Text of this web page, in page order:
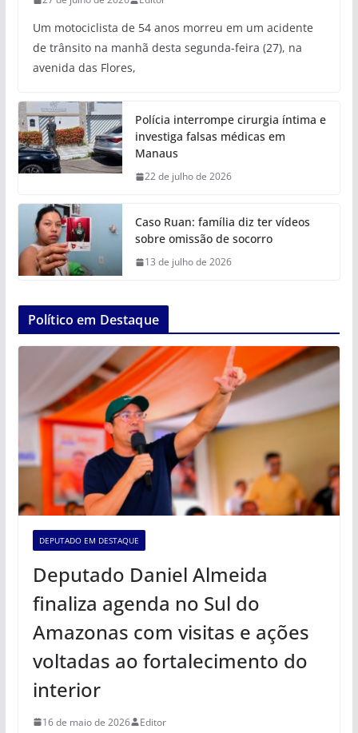
Um motociclista de 54 anos morreu em um acidente
de trânsito na manhã desta segunda-feira (27), na
avenida das Flores,
Polícia interrompe cirurgia íntima e
investiga falsas médicas em
Manaus
22 de julho de 2026
Caso Ruan: família diz ter vídeos
sobre omissão de socorro
13 de julho de 2026
Político em Destaque
DEPUTADO EM DESTAQUE
Deputado Daniel Almeida
finaliza agenda no Sul do
Amazonas com visitas e ações
voltadas ao fortalecimento do
interior
16 de maio de 2026 Editor